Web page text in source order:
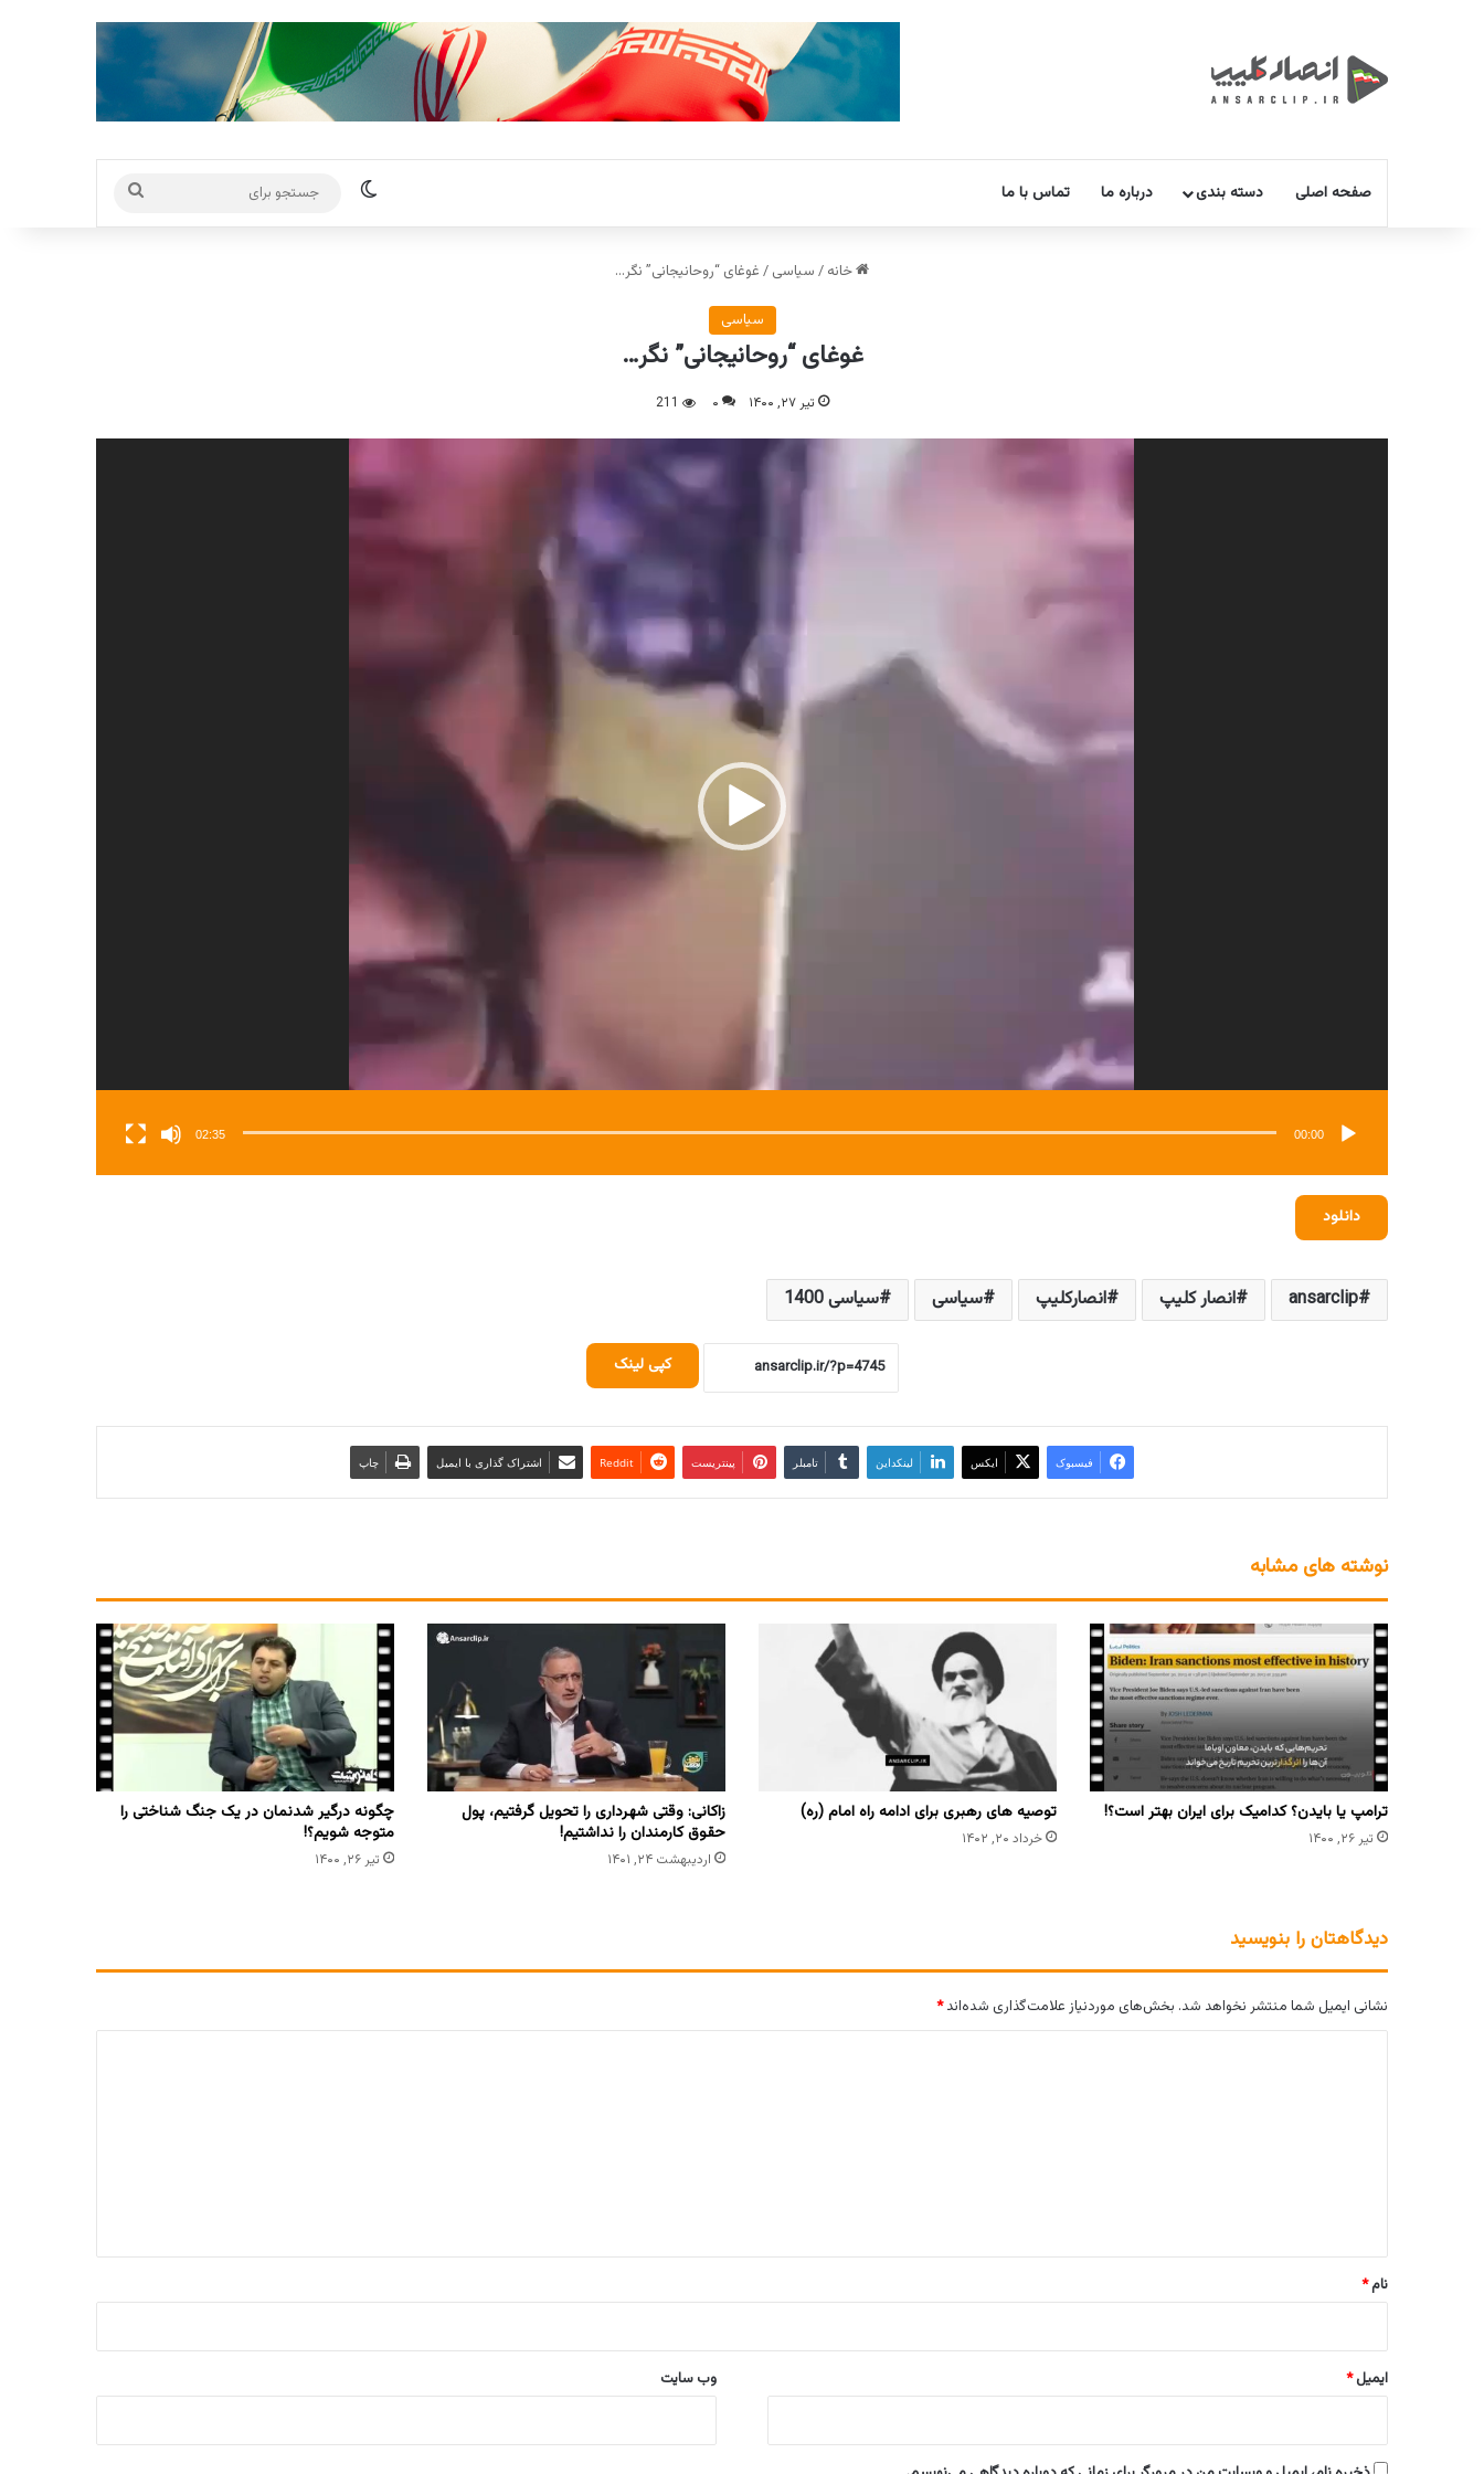
صفحه اصلی دسته بندی درباره ما تماس با ما تغییر پوسته
برای
خانه / سیاسی / غوغای “روحانیجانی” نگر…
سیاسی
غوغای “روحانیجانی” نگر…
تیر ۲۷, ۱۴۰۰ ۰ 211
نمایشگر
00:00
02:35
دانلود
ansarclip انصار کلیپ انصارکلیپ سیاسی سیاسی 1400
کپی لینک
فیسبوک ایکس لینکداین تامبلر پینتریست Reddit اشتراک گذاری با ایمیل چاپ
نوشته های مشابه
ترامپ یا بایدن؟ کدامیک برای ایران بهتر است؟!
تیر ۲۶, ۱۴۰۰
توصیه های رهبری برای ادامه راه امام (ره)
خرداد ۲۰, ۱۴۰۲
زاکانی: وقتی شهرداری را تحویل گرفتیم، پول
حقوق کارمندان را نداشتیم!
اردیبهشت ۲۴, ۱۴۰۱
چگونه درگیر شدنمان در یک جنگ شناختی را
متوجه شویم؟!
تیر ۲۶, ۱۴۰۰
دیدگاهتان را بنویسید
نشانی ایمیل شما منتشر نخواهد شد. بخش‌های موردنیاز علامت‌گذاری شده‌اند*
نام*
ایمیل* وب‌ سایت